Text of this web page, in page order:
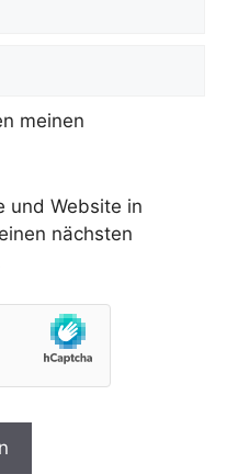
meinen
und Website in
nächsten